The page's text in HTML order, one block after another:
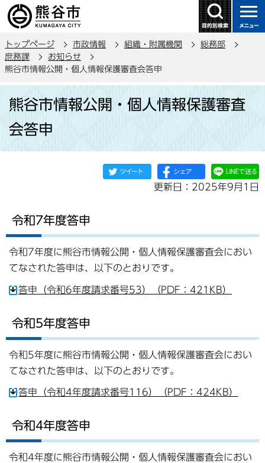
の
ー
ジ
トップページ 市政情報 組織・附属機関
総務部
庶務課
お知らせ
熊谷市情報公開・個人情報保護審査会答申
か
熊谷市情報公開・個人情報保護審査
会答申
更新日：2025年9月1日
令和7年度答申
令和7年度に熊谷市情報公開・個人情報保護審査会におい
てなされた答申は、以下のとおりです。
答申（令和6年度請求番号53）（PDF：421KB）
令和5年度答申
令和5年度に熊谷市情報公開・個人情報保護審査会におい
てなされた答申は、以下のとおりです。
答申（令和4年度請求番号116）（PDF：424KB）
令和4年度答申
令和4年度に熊谷市情報公開・個人情報保護審査会におい